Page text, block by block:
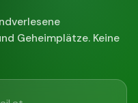
Geheimplätze. Keine